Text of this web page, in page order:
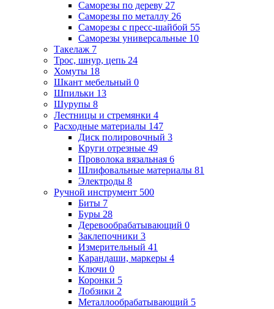
Саморезы по дереву 27
Саморезы по металлу 26
Саморезы с пресс-шайбой 55
Саморезы универсальные 10
Такелаж 7
Трос, шнур, цепь 24
Хомуты 18
Шкант мебельный 0
Шпильки 13
Шурупы 8
Лестницы и стремянки 4
Расходные материалы 147
Диск полировочный 3
Круги отрезные 49
Проволока вязальная 6
Шлифовальные материалы 81
Электроды 8
Ручной инструмент 500
Биты 7
Буры 28
Деревообрабатывающий 0
Заклепочники 3
Измерительный 41
Карандаши, маркеры 4
Ключи 0
Коронки 5
Лобзики 2
Металлообрабатывающий 5